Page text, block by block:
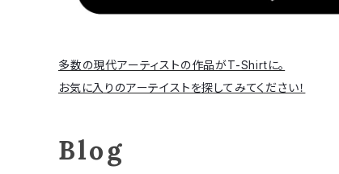
多数の現代アーティストの作品がT-Shirtに。
お気に入りのアーテイストを探してみてください！
Blog